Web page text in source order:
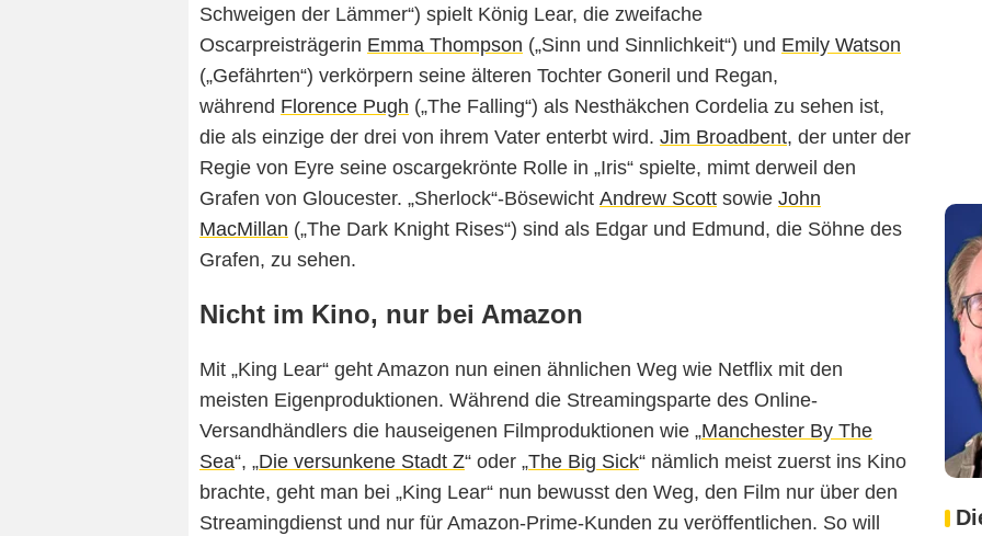
Schweigen der Lämmer“) spielt König Lear, die zweifache
Oscarpreisträgerin Emma Thompson („Sinn und Sinnlichkeit“) und Emily Watson
(„Gefährten“) verkörpern seine älteren Tochter Goneril und Regan,
während Florence Pugh („The Falling“) als Nesthäkchen Cordelia zu sehen ist,
die als einzige der drei von ihrem Vater enterbt wird. Jim Broadbent, der unter der
Regie von Eyre seine oscargekrönte Rolle in „Iris“ spielte, mimt derweil den
Grafen von Gloucester. „Sherlock“-Bösewicht Andrew Scott sowie John
MacMillan („The Dark Knight Rises“) sind als Edgar und Edmund, die Söhne des
Grafen, zu sehen.
Nicht im Kino, nur bei Amazon
Mit „King Lear“ geht Amazon nun einen ähnlichen Weg wie Netflix mit den
meisten Eigenproduktionen. Während die Streamingsparte des Online-
Versandhändlers die hauseigenen Filmproduktionen wie „Manchester By The
Sea“, „Die versunkene Stadt Z“ oder „The Big Sick“ nämlich meist zuerst ins Kino
brachte, geht man bei „King Lear“ nun bewusst den Weg, den Film nur über den
Streamingdienst und nur für Amazon-Prime-Kunden zu veröffentlichen. So will